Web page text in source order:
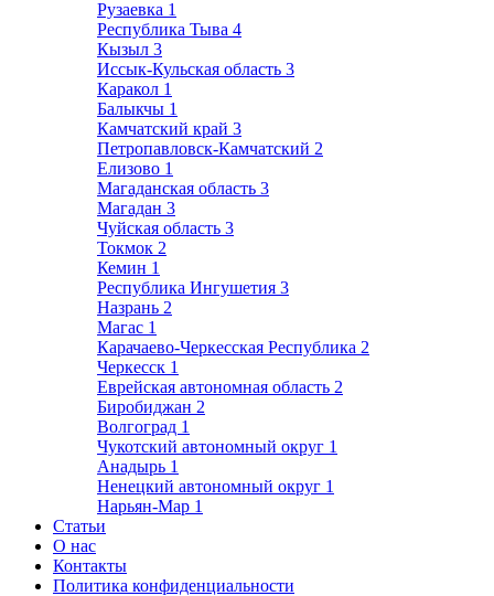
Рузаевка 1
Республика Тыва 4
Кызыл 3
Иссык-Кульская область 3
Каракол 1
Балыкчы 1
Камчатский край 3
Петропавловск-Камчатский 2
Елизово 1
Магаданская область 3
Магадан 3
Чуйская область 3
Токмок 2
Кемин 1
Республика Ингушетия 3
Назрань 2
Магас 1
Карачаево-Черкесская Республика 2
Черкесск 1
Еврейская автономная область 2
Биробиджан 2
Волгоград 1
Чукотский автономный округ 1
Анадырь 1
Ненецкий автономный округ 1
Нарьян-Мар 1
Статьи
О нас
Контакты
Политика конфиденциальности